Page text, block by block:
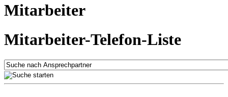
Mitarbeiter
Mitarbeiter-Telefon-Liste